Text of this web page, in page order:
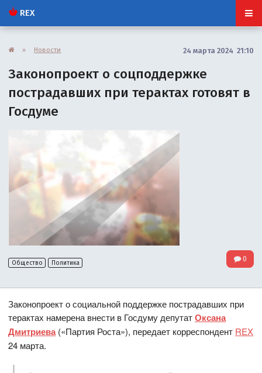
REX
» Новости 24 марта 2024 21:10
Законопроект о соцподдержке
пострадавших при терактах готовят в
Госдуме
Общество Политика 0
Законопроект о социальной поддержке пострадавших при
терактах намерена внести в Госдуму депутатОксана
Дмитриева(«Партия Роста»), передает корреспондент REX
24 марта.